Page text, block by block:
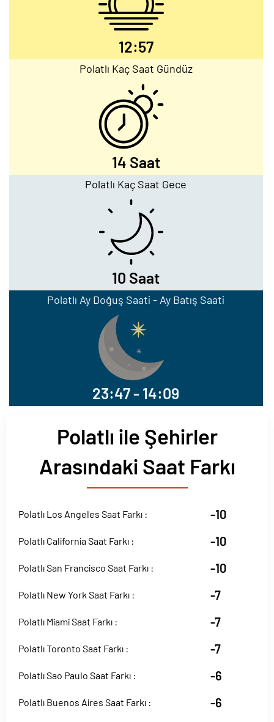
12:57
Polatlı Kaç Saat Gündüz
14 Saat
Polatlı Kaç Saat Gece
10 Saat
Polatlı Ay Doğuş Saati - Ay Batış Saati
23:47 - 14:09
Polatlı ile Şehirler
Arasındaki Saat Farkı
Polatlı Los Angeles Saat Farkı : -10
Polatlı California Saat Farkı : -10
Polatlı San Francisco Saat Farkı : -10
Polatlı New York Saat Farkı : -7
Polatlı Miami Saat Farkı : -7
Polatlı Toronto Saat Farkı : -7
Polatlı Sao Paulo Saat Farkı : -6
Polatlı Buenos Aires Saat Farkı : -6